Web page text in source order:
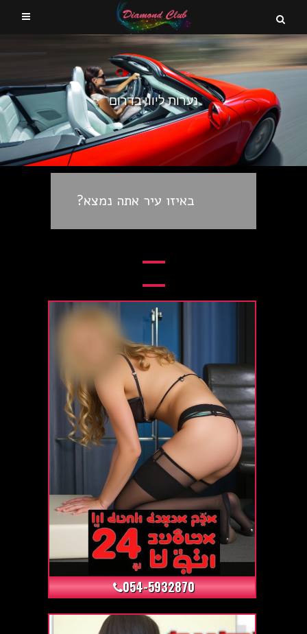
נערות ליווי בדרום
באיזו עיר אתה נמצא?
054-5932870